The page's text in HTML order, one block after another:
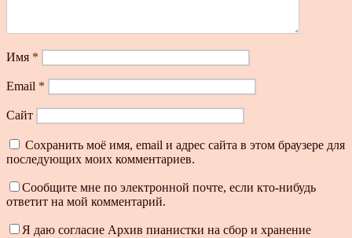
Имя *
Email *
Сайт
Сохранить моё имя, email и адрес сайта в этом браузере для
последующих моих комментариев.
Сообщите мне по электронной почте, если кто-нибудь
ответит на мой комментарий.
Я даю согласие Архив пианистки на сбор и хранение